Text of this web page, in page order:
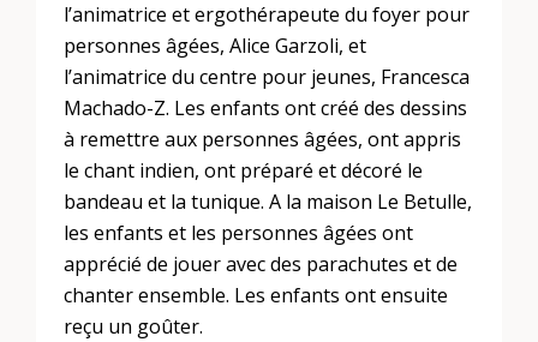
l’animatrice et ergothérapeute du foyer pour
personnes âgées, Alice Garzoli, et
l’animatrice du centre pour jeunes, Francesca
Machado-Z. Les enfants ont créé des dessins
à remettre aux personnes âgées, ont appris
le chant indien, ont préparé et décoré le
bandeau et la tunique. A la maison Le Betulle,
les enfants et les personnes âgées ont
apprécié de jouer avec des parachutes et de
chanter ensemble. Les enfants ont ensuite
reçu un goûter.